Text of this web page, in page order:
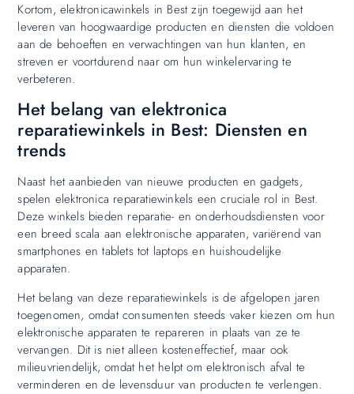
Kortom, elektronicawinkels in Best zijn toegewijd aan het
leveren van hoogwaardige producten en diensten die voldoen
aan de behoeften en verwachtingen van hun klanten, en
streven er voortdurend naar om hun winkelervaring te
verbeteren.
Het belang van elektronica
reparatiewinkels in Best: Diensten en
trends
Naast het aanbieden van nieuwe producten en gadgets,
spelen elektronica reparatiewinkels een cruciale rol in Best.
Deze winkels bieden reparatie- en onderhoudsdiensten voor
een breed scala aan elektronische apparaten, variërend van
smartphones en tablets tot laptops en huishoudelijke
apparaten.
Het belang van deze reparatiewinkels is de afgelopen jaren
toegenomen, omdat consumenten steeds vaker kiezen om hun
elektronische apparaten te repareren in plaats van ze te
vervangen. Dit is niet alleen kosteneffectief, maar ook
milieuvriendelijk, omdat het helpt om elektronisch afval te
verminderen en de levensduur van producten te verlengen.